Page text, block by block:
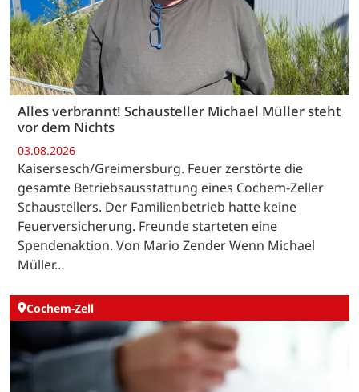
Alles verbrannt! Schausteller Michael Müller steht
vor dem Nichts
03.08.2026
Kaisersesch/Greimersburg. Feuer zerstörte die
gesamte Betriebsausstattung eines Cochem-Zeller
Schaustellers. Der Familienbetrieb hatte keine
Feuerversicherung. Freunde starteten eine
Spendenaktion. Von Mario Zender Wenn Michael
Müller…
Cochem-Zell